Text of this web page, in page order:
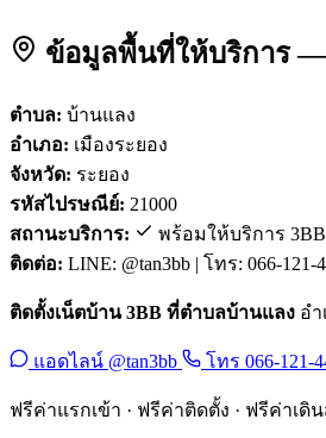
ข้อมูลพื้นที่ให้บริการ —
ตำบล: บ้านแลง
อำเภอ: เมืองระยอง
จังหวัด: ระยอง
รหัสไปรษณีย์: 21000
สถานะบริการ:
พร้อมให้บริการ
ติดต่อ: LINE: @tan3bb | โทร: 066-121-
ติดตั้งเน็ตบ้าน 3BB ที่ตำบลบ้านแลง อ
แอดไลน์ @tan3bb โทร 066-121-
ฟรีค่าแรกเข้า · ฟรีค่าติดตั้ง · ฟรีค่าเดิ